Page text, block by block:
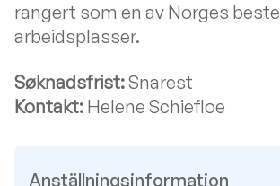
rangert som en av Norges beste
arbeidsplasser.
Søknadsfrist:Snarest
Kontakt: Helene Schiefloe
Anställningsinformation